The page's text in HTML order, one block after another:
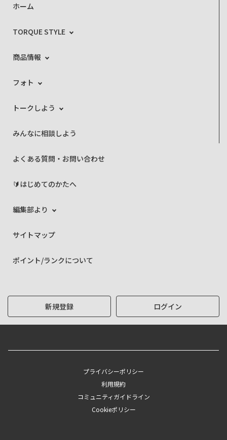
ホーム
TORQUE STYLE
商品情報
フォト
トークしよう
みんなに相談しよう
よくある質問・お問い合わせ
🔰はじめてのかたへ
編集部より
サイトマップ
ポイント/ランクについて
新規登録 ログイン
プライバシーポリシー
利用規約
コミュニティガイドライン
Cookieポリシー